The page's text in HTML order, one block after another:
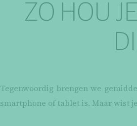
ZO HOU
Tegenwoordig brengen we
smartphone of tablet is. Maar wist